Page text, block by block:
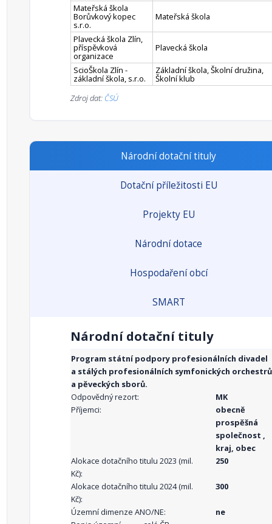
Mateřská škola
Borůvkový kopec
s.r.o.
Mateřská škola
Plavecká škola Zlín,
příspěvková
organizace
Plavecká škola
ScioŠkola Zlín -
základní škola, s.r.o.
Základní škola, Školní družina,
Školní klub
Zdroj dat: ČSÚ
Národní dotační tituly
Dotační příležitosti EU
Projekty EU
Národní dotace
Hospodaření obcí
SMART
Národní dotační tituly
Program státní podpory profesionálních divadel
a stálých profesionálních symfonických orchestrů
a pěveckých sborů.
Odpovědný rezort:
MK
Příjemci:
obecně
prospěšná
společnost ,
kraj, obec
Alokace dotačního titulu 2023 (mil.
Kč):
250
Alokace dotačního titulu 2024 (mil.
Kč):
300
Územní dimenze ANO/NE:
ne